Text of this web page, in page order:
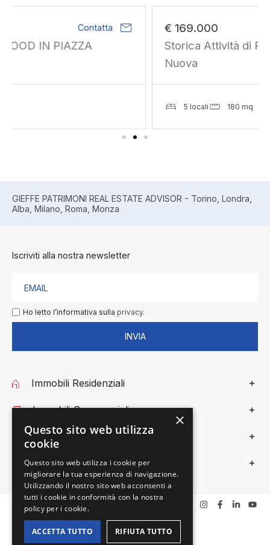
€ 169.000 Contatta
Storica Attività di Ristorazione Zona Porta
GIEFFE PATRIMONI REAL ESTATE ADVISOR - Torino, Londra,
Alba, Milano, Roma, Monza
Iscriviti alla nostra newsletter
Ho letto l’informativa sulla privacy.
INVIA
Immobili Residenziali
Immobili Commerciali
Gieffe Patrimoni
Privacy
×
Questo sito web utilizza
cookie
Questo sito web utilizza i cookie per
migliorare la tua esperienza di navigazione.
Utilizzando il nostro sito web acconsenti a
tutti i cookie in conformità con la nostra
policy per i cookie.
ACCETTA TUTTO RIFIUTA TUTTO